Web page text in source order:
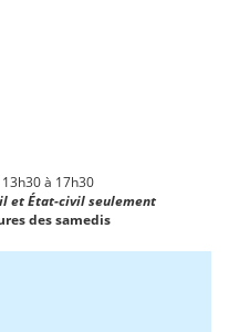
à 17h30
et État-civil seulement
des samedis